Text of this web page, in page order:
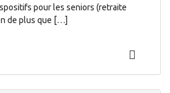
pour les seniors (retraite
de plus que […]